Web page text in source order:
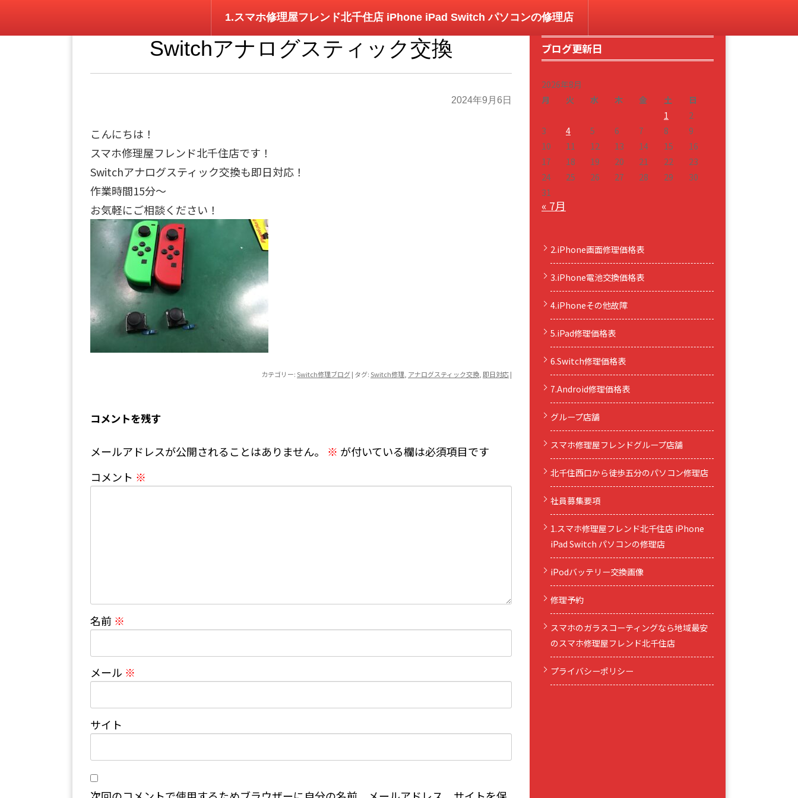
1.スマホ修理屋フレンド北千住店 iPhone iPad Switch パソコンの修理店
Switchアナログスティック交換
2024年9月6日
こんにちは！
スマホ修理屋フレンド北千住店です！
Switchアナログスティック交換も即日対応！
作業時間15分～
お気軽にご相談ください！
カテゴリー: Switch修理ブログ| タグ: Switch修理 アナログスティック交換 即日対応|
コメントを残す
メールアドレスが公開されることはありません。 ※ が付いている欄は必須項目です
コメント ※
名前 ※
メール ※
サイト
ブログ更新日
2026年8月
月
火 水 木 金 土
日
1
2
3
4 5 6 7 8
9
10
11 12 13 14 15
16
17
18 19 20 21 22
23
24
25 26 27 28 29
30
31
« 7月
2.iPhone画面修理価格表
3.iPhone電池交換価格表
4.iPhoneその他故障
5.iPad修理価格表
6.Switch修理価格表
7.Android修理価格表
グループ店舗
スマホ修理屋フレンドグループ店舗
北千住西口から徒歩五分のパソコン修理店
社員募集要項
1.スマホ修理屋フレンド北千住店 iPhone
iPad Switch パソコンの修理店
iPodバッテリー交換画像
修理予約
スマホのガラスコーティングなら地域最安
のスマホ修理屋フレンド北千住店
プライバシーポリシー